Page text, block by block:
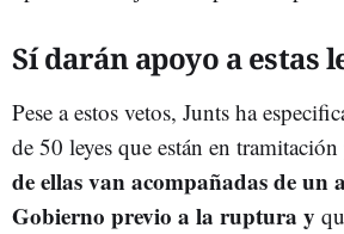
Sí darán apoyo a estas
Pese a estos vetos, Junts ha
de 50 leyes que están en
de ellas van acompañadas de un
Gobierno previo a la ruptura y